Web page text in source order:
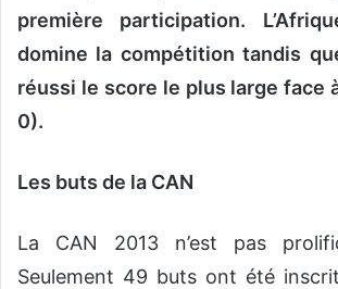
première participation.
domine la compétition tandis
réussi le score le plus large face
0).
Les buts de la CAN
La CAN 2013 n’est pas
Seulement 49 buts ont été